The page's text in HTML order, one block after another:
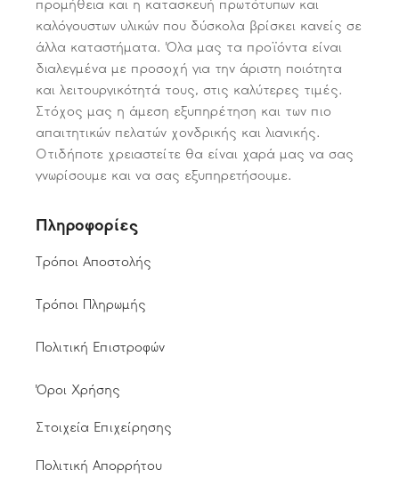
προμήθεια και η κατασκευή πρωτότυπων και
καλόγουστων υλικών που δύσκολα βρίσκει κανείς σε
άλλα καταστήματα. Όλα μας τα προϊόντα είναι
διαλεγμένα με προσοχή για την άριστη ποιότητα
και λειτουργικότητά τους, στις καλύτερες τιμές.
Στόχος μας η άμεση εξυπηρέτηση και των πιο
απαιτητικών πελατών χονδρικής και λιανικής.
Οτιδήποτε χρειαστείτε θα είναι χαρά μας να σας
γνωρίσουμε και να σας εξυπηρετήσουμε.
Πληροφορίες
Τρόποι Αποστολής
Τρόποι Πληρωμής
Πολιτική Επιστροφών
Όροι Χρήσης
Στοιχεία Επιχείρησης
Πολιτική Απορρήτου